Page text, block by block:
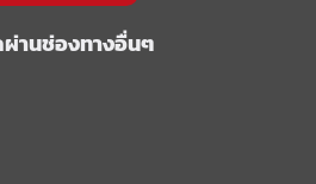
านช่องทางอื่นๆ